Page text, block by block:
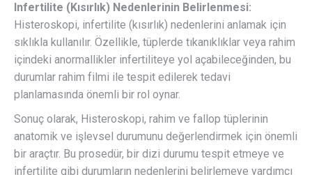
Infertilite (Kısırlık) Nedenlerinin Belirlenmesi:
Histeroskopi, infertilite (kısırlık) nedenlerini anlamak için
sıklıkla kullanılır. Özellikle, tüplerde tıkanıklıklar veya rahim
içindeki anormallikler infertiliteye yol açabileceğinden, bu
durumlar rahim filmi ile tespit edilerek tedavi
planlamasında önemli bir rol oynar.
Sonuç olarak, Histeroskopi, rahim ve fallop tüplerinin
anatomik ve işlevsel durumunu değerlendirmek için önemli
bir araçtır. Bu prosedür, bir dizi durumu tespit etmeye ve
infertilite gibi durumların nedenlerini belirlemeye yardımcı